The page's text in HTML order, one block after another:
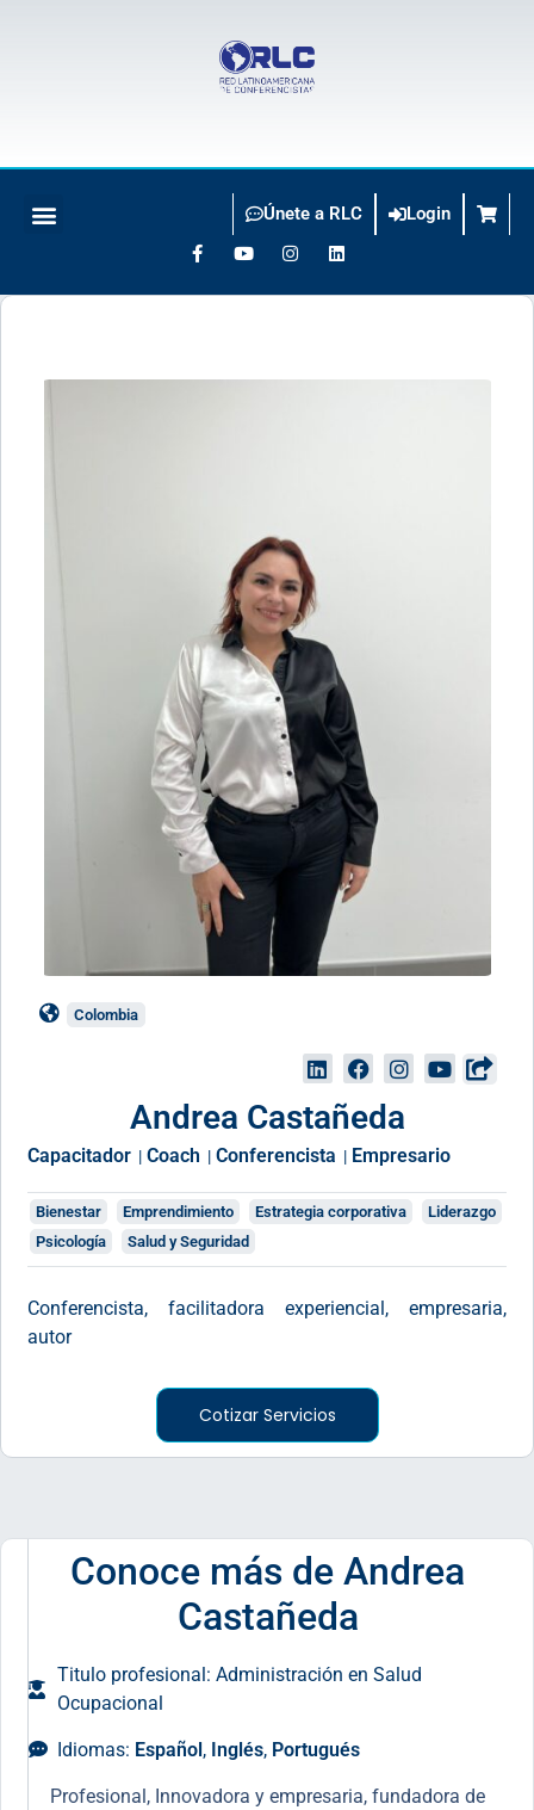
Únete a RLC Login
Colombia
Andrea Castañeda
Capacitador | Coach | Conferencista | Empresario
Bienestar Emprendimiento Estrategia corporativa
Liderazgo
Psicología
Salud y Seguridad
Conferencista, facilitadora experiencial, empresaria,
autor
Cotizar Servicios
Conoce más de Andrea
Castañeda
Titulo profesional: Administración en Salud
Ocupacional
Idiomas: Español, Inglés, Portugués
Profesional, Innovadora y empresaria, fundadora de